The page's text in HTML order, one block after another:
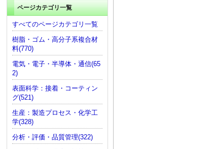
ページカテゴリ一覧
すべてのページカテゴリ一覧
樹脂・ゴム・高分子系複合材
料(770)
電気・電子・半導体・通信(65
2)
表面科学：接着・コーティン
グ(521)
生産：製造プロセス・化学工
学(328)
分析・評価・品質管理(322)